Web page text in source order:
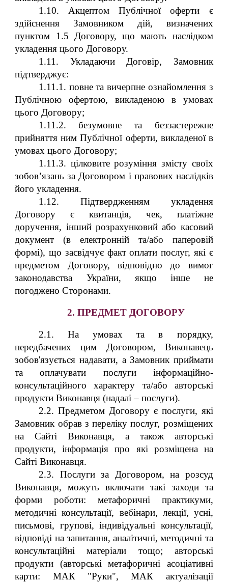
1.10. Акцептом Публічної оферти є
здійснення Замовником дій, визначених
пунктом 1.5 Договору, що мають наслідком
укладення цього Договору.
1.11. Укладаючи Договір, Замовник
підтверджує:
1.11.1. повне та вичерпне ознайомлення з
Публічною офертою, викладеною в умовах
цього Договору;
1.11.2. безумовне та беззастережне
прийняття ним Публічної оферти, викладеної в
умовах цього Договору;
1.11.3. цілковите розуміння змісту своїх
зобов’язань за Договором і правових наслідків
його укладення.
1.12. Підтвердженням укладення
Договору є квитанція, чек, платіжне
доручення, інший розрахунковий або касовий
документ (в електронній та/або паперовій
формі), що засвідчує факт оплати послуг, які є
предметом Договору, відповідно до вимог
законодавства України, якщо інше не
погоджено Сторонами.
2. ПРЕДМЕТ ДОГОВОРУ
2.1. На умовах та в порядку,
передбачених цим Договором, Виконавець
зобов'язується надавати, а Замовник приймати
та оплачувати послуги інформаційно-
консультаційного характеру та/або авторські
продукти Виконавця (надалі – послуги).
2.2. Предметом Договору є послуги, які
Замовник обрав з переліку послуг, розміщених
на Сайті Виконавця, а також авторські
продукти, інформація про які розміщена на
Сайті Виконавця.
2.3. Послуги за Договором, на розсуд
Виконавця, можуть включати такі заходи та
форми роботи: метафоричні практикуми,
методичні консультації, вебінари, лекції, усні,
письмові, групові, індивідуальні консультації,
відповіді на запитання, аналітичні, методичні та
консультаційні матеріали тощо; авторські
продукти (авторські метафоричні асоціативні
карти: МАК "Руки", МАК актуалізації